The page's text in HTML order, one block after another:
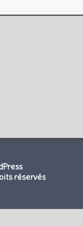
réservés